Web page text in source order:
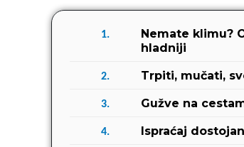
1.
Nemate klimu?
hladniji
2. Trpiti, mučati,
3. Gužve na
4. Ispraćaj